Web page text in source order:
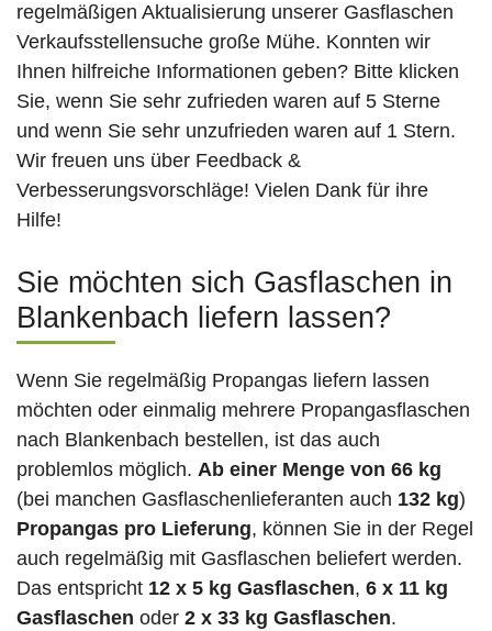
regelmäßigen Aktualisierung unserer Gasflaschen
Verkaufsstellensuche große Mühe. Konnten wir
Ihnen hilfreiche Informationen geben? Bitte klicken
Sie, wenn Sie sehr zufrieden waren auf 5 Sterne
und wenn Sie sehr unzufrieden waren auf 1 Stern.
Wir freuen uns über Feedback &
Verbesserungsvorschläge! Vielen Dank für ihre
Hilfe!
Sie möchten sich Gasflaschen in
Blankenbach liefern lassen?
Wenn Sie regelmäßig Propangas liefern lassen
möchten oder einmalig mehrere Propangasflaschen
nach Blankenbach bestellen, ist das auch
problemlos möglich. Ab einer Menge von 66 kg
(bei manchen Gasflaschenlieferanten auch 132 kg)
Propangas pro Lieferung, können Sie in der Regel
auch regelmäßig mit Gasflaschen beliefert werden.
Das entspricht 12 x 5 kg Gasflaschen, 6 x 11 kg
Gasflaschen oder 2 x 33 kg Gasflaschen.